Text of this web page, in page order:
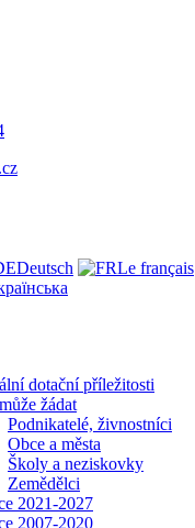
Deutsch Le français
dotační příležitosti
žádat
Podnikatelé, živnostníci
Obce a města
Školy a neziskovky
Zemědělci
2021-2027
2007-2020